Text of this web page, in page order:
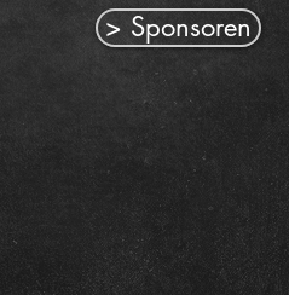
> Sponsoren